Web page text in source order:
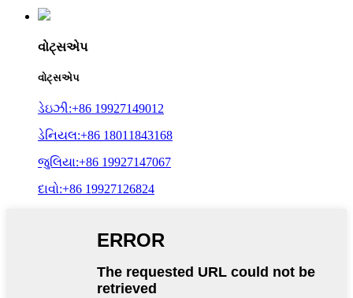
વોટ્સએપ
વોટ્સએપ
ડેઇઝી:+86 19927149012
ડેનિયલ:+86 18011843168
જુલિયા:+86 19927147067
દાવો:+86 19927126824